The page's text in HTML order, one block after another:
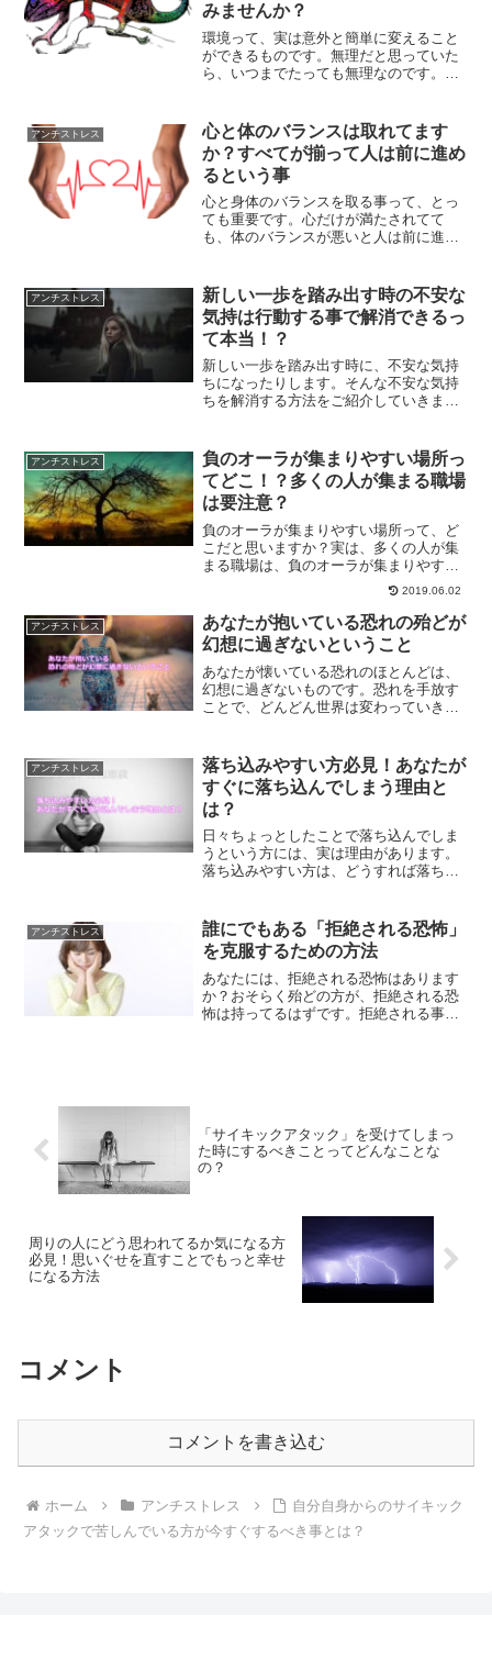
みませんか？
環境って、実は意外と簡単に変えること
ができるものです。無理だと思っていた
ら、いつまでたっても無理なのです。ま
す。
アンチストレス
心と体のバランスは取れてます
か？すべてが揃って人は前に進め
るという事
心と身体のバランスを取る事って、とっ
ても重要です。心だけが満たされてて
も、体のバランスが悪いと人は前に進む
るようになるのです。
アンチストレス
新しい一歩を踏み出す時の不安な
気持は行動する事で解消できるっ
て本当！？
新しい一歩を踏み出す時に、不安な気持
ちになったりします。そんな不安な気持
ちを解消する方法をご紹介していきま
きます。
アンチストレス
負のオーラが集まりやすい場所っ
てどこ！？多くの人が集まる職場
は要注意？
負のオーラが集まりやすい場所って、ど
こだと思いますか？実は、多くの人が集
まる職場は、負のオーラが集まりやすい
場所だったりします。汚い場所というの
も同様です。負のオーラが集まりやすい
場所で過ごす時にはどうしたらいいのか
について、解説していきます。
2019.06.02
アンチストレス
あなたが抱いている恐れの殆どが
幻想に過ぎないということ
あなたが懐いている恐れのほとんどは、
幻想に過ぎないものです。恐れを手放す
ことで、どんどん世界は変わっていきま
アンチストレス
落ち込みやすい方必見！あなたが
すぐに落ち込んでしまう理由と
は？
日々ちょっとしたことで落ち込んでしま
うという方には、実は理由があります。
落ち込みやすい方は、どうすれば落ち込
方法をご紹介します。
アンチストレス
誰にでもある「拒絶される恐怖」
を克服するための方法
あなたには、拒絶される恐怖はあります
か？おそらく殆どの方が、拒絶される恐
怖は持ってるはずです。拒絶される事
「サイキックアタック」を受けてしまっ
た時にするべきことってどんなことな
の？
周りの人にどう思われてるか気になる方
必見！思いぐせを直すことでもっと幸せ
になる方法
コメント
コメントを書き込む
ホーム アンチストレス
自分自身からのサイキック
アタックで苦しんでいる方が今すぐするべき事とは？